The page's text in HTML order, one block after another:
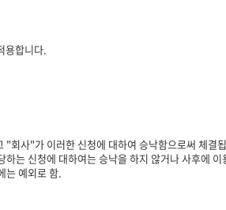
용합니다.
회사"가 이러한 신청에 대하여 승낙함으로써 체결
신청에 대하여는 승낙을 하지 않거나 사후에 이
는 예외로 함.